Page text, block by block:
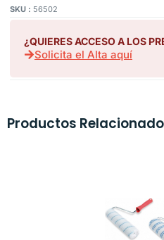
SKU : 56502
¿QUIERES ACCESO A LOS
Solicita el Alta aquí
Productos